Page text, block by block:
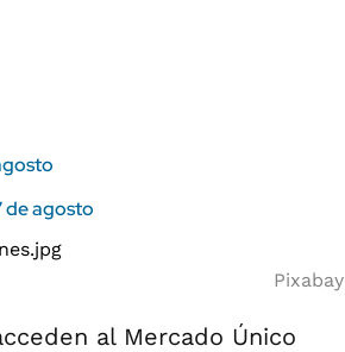
de agosto
Pixabay
al Mercado Único